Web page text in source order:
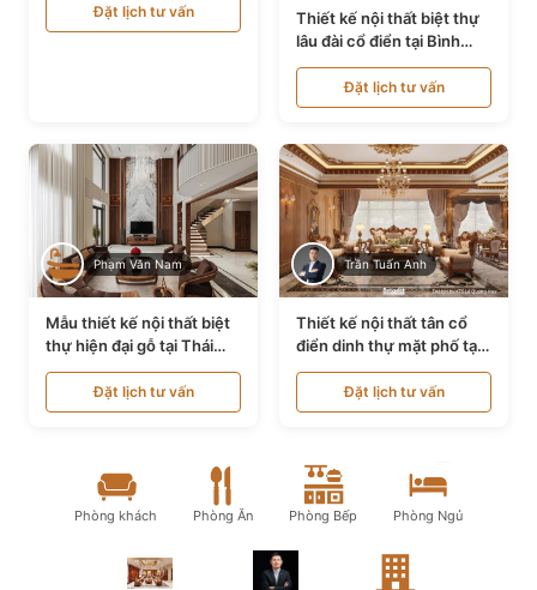
Đặt lịch tư vấn
Thiết kế nội thất biệt thự
lâu đài cổ điển tại Bình
Thuận NT21128
Đặt lịch tư vấn
Phạm Văn Nam
Mẫu thiết kế nội thất biệt
thự hiện đại gỗ tại Thái
Bình NT9188719
Đặt lịch tư vấn
Trần Tuấn Anh
Thiết kế nội thất tân cổ
điển dinh thự mặt phố tại
Quảng Ninh NT24531
Đặt lịch tư vấn
Phòng khách Phòng Ăn Phòng Bếp Phòng Ngủ